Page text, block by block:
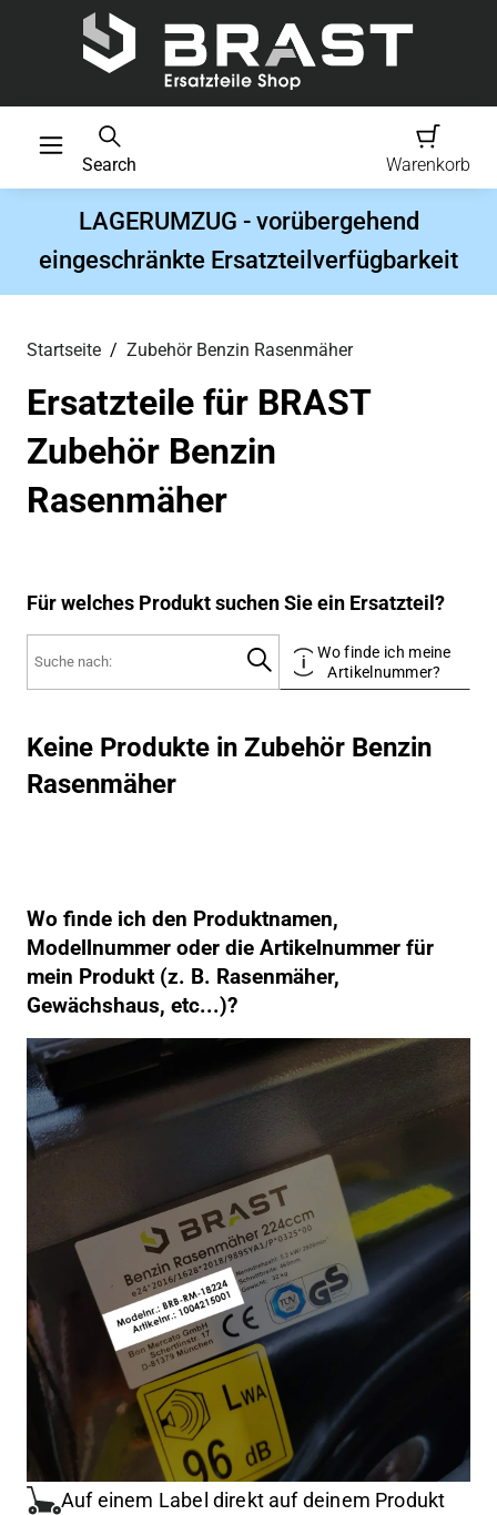
Search Warenkorb
LAGERUMZUG - vorübergehend
eingeschränkte Ersatzteilverfügbarkeit
Startseite Zubehör Benzin Rasenmäher
Ersatzteile für BRAST
Zubehör Benzin
Rasenmäher
Für welches Produkt suchen Sie ein Ersatzteil?
Wo finde ich meine
Artikelnummer?
Keine Produkte in Zubehör Benzin
Rasenmäher
Wo finde ich den Produktnamen,
Modellnummer oder die Artikelnummer für
mein Produkt (z. B. Rasenmäher,
Gewächshaus, etc...)?
Auf einem Label direkt auf deinem Produkt